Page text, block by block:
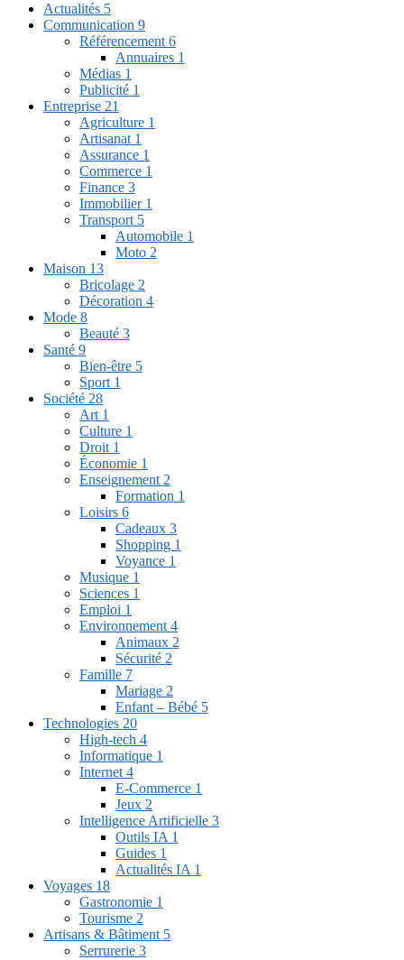
Actualités 5
Communication 9
Référencement 6
Annuaires 1
Médias 1
Publicité 1
Entreprise 21
Agriculture 1
Artisanat 1
Assurance 1
Commerce 1
Finance 3
Immobilier 1
Transport 5
Automobile 1
Moto 2
Maison 13
Bricolage 2
Décoration 4
Mode 8
Beauté 3
Santé 9
Bien-être 5
Sport 1
Société 28
Art 1
Culture 1
Droit 1
Économie 1
Enseignement 2
Formation 1
Loisirs 6
Cadeaux 3
Shopping 1
Voyance 1
Musique 1
Sciences 1
Emploi 1
Environnement 4
Animaux 2
Sécurité 2
Famille 7
Mariage 2
Enfant – Bébé 5
Technologies 20
High-tech 4
Informatique 1
Internet 4
E-Commerce 1
Jeux 2
Intelligence Artificielle 3
Outils IA 1
Guides 1
Actualités IA 1
Voyages 18
Gastronomie 1
Tourisme 2
Artisans & Bâtiment 5
Serrurerie 3